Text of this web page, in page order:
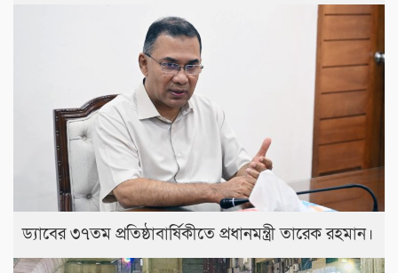
ড্যাবের ৩৭তম প্রতিষ্ঠাবার্ষিকীতে প্রধানমন্ত্রী তারেক রহমান।